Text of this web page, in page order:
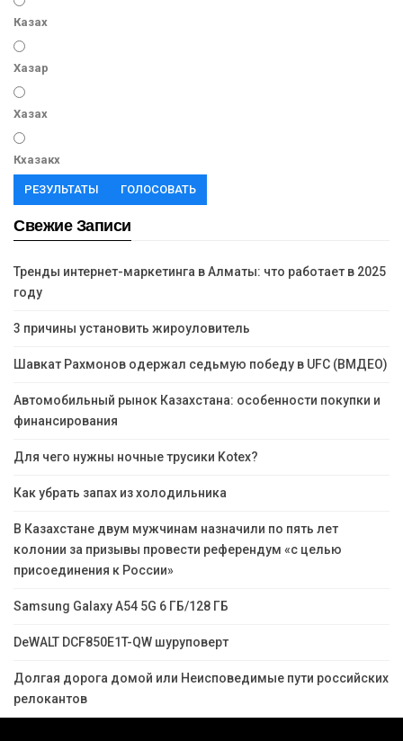
Казах
Хазар
Хазах
Кхазакх
РЕЗУЛЬТАТЫ ГОЛОСОВАТЬ
Свежие Записи
Тренды интернет-маркетинга в Алматы: что работает в 2025
году
3 причины установить жироуловитель
Шавкат Рахмонов одержал седьмую победу в UFC (ВМДЕО)
Автомобильный рынок Казахстана: особенности покупки и
финансирования
Для чего нужны ночные трусики Kotex?
Как убрать запах из холодильника
В Казахстане двум мужчинам назначили по пять лет
колонии за призывы провести референдум «с целью
присоединения к России»
Samsung Galaxy A54 5G 6 ГБ/128 ГБ
DeWALT DCF850E1T-QW шуруповерт
Долгая дорога домой или Неисповедимые пути российских
релокантов